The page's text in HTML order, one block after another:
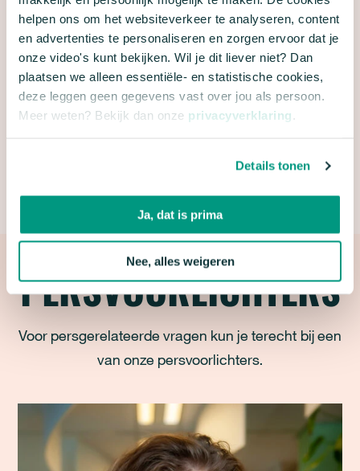
helpen ons om het websiteverkeer te analyseren, content
en advertenties te personaliseren en zorgen ervoor dat je
onze video's kunt bekijken. Wil je dit liever niet? Dan
plaatsen we alleen essentiële- en statistische cookies,
deze leggen geen gegevens vast over jou als persoon.
Meer weten? Bekijk dan onze privacyverklaring .
Details tonen
Ja, dat is prima
Nee, alles weigeren
van autoverkeer veel versnellingskansen liggen.
Natuur & Milieu wil dat dit kabinet die kansen
benut. Dat is goed voor de natuur, de luchtkwaliteit
én het klimaat. Het is vooral belangrijk dat alle
sectoren in 2023 nu echt aan de slag gaan, zodat
wij hierover naar de Tweede Kamer stuurden,
PERSVOORLICHTERS
Voor persgerelateerde vragen kun je terecht bij een
van onze persvoorlichters.